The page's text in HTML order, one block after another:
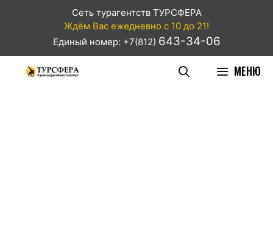
Сеть турагентств ТУРСФЕРА
Ждём Вас ежедневно с 10 до 21!
Единый номер: +7(812) 643-34-06
МЕНЮ